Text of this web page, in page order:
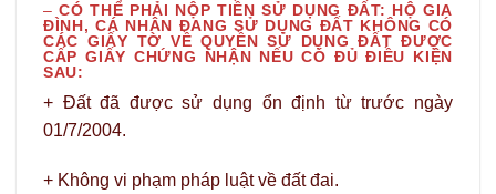
– CÓ THỂ PHẢI NỘP TIỀN SỬ DỤNG ĐẤT: HỘ GIA
ĐÌNH, CÁ NHÂN ĐANG SỬ DỤNG ĐẤT KHÔNG CÓ
CÁC GIẤY TỜ VỀ QUYỀN SỬ DỤNG ĐẤT ĐƯỢC
CẤP GIẤY CHỨNG NHẬN NẾU CÓ ĐỦ ĐIỀU KIỆN
SAU:
+ Đất đã được sử dụng ổn định từ trước ngày
01/7/2004.
+ Không vi phạm pháp luật về đất đai.